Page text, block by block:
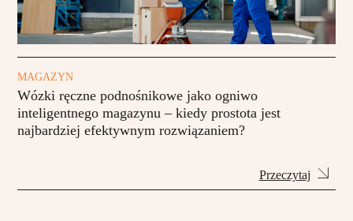
MAGAZYN
Wózki ręczne podnośnikowe jako ogniwo
inteligentnego magazynu – kiedy prostota jest
najbardziej efektywnym rozwiązaniem?
Przeczytaj